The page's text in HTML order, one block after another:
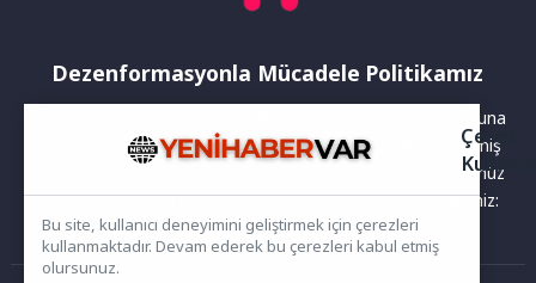
Dezenformasyonla Mücadele Politikamız
Yayınlanan haberler doğruluk ilkesi gözetilerek hazırlanır. Buna
rağmen bazı içeriklerde eksik, hatalı veya güncelliğini yitirmiş
bilgiler bulunabilir.Yanlış veya yanıltıcı olduğunu düşündüğünüz
haberleri aşağıdaki iletişim kanallarından bize bildirebilirsiniz:
Çerez
Bu site, kullanıcı deneyimini geliştirmek için çerezleri
kullanmaktadır. Devam ederek bu çerezleri kabul etmiş
olursunuz.